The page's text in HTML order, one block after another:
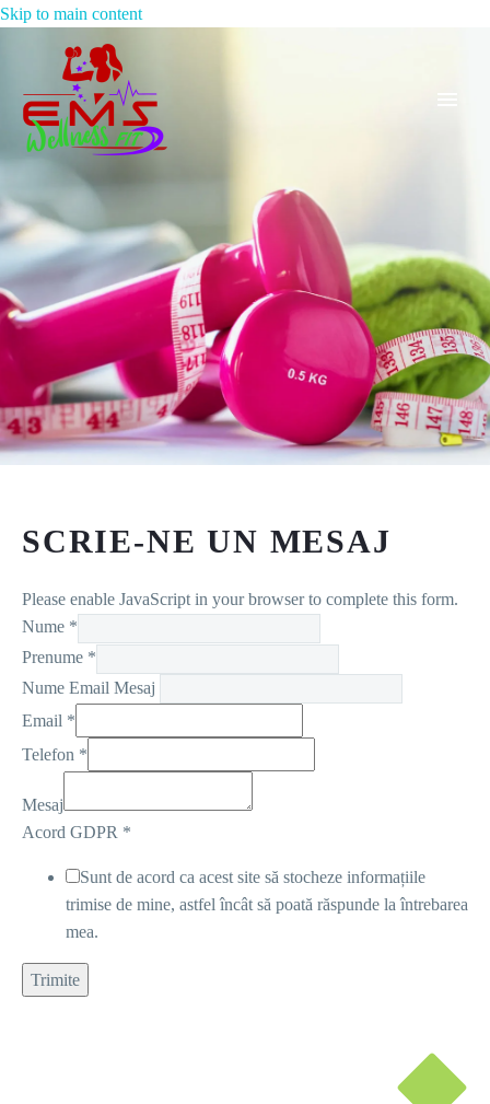
Skip to main content
SCRIE-NE UN MESAJ
Please enable JavaScript in your browser to complete this form.
Nume *
Prenume *
Nume Email Mesaj
Email *
Telefon *
Mesaj
Acord GDPR *
Sunt de acord ca acest site să stocheze informațiile
trimise de mine, astfel încât să poată răspunde la întrebarea
mea.
Trimite